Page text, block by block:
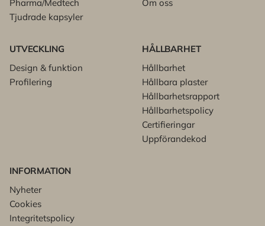
Pharma/Medtech
Tjudrade kapsyler
Om oss
UTVECKLING
Design & funktion
Profilering
HÅLLBARHET
Hållbarhet
Hållbara plaster
Hållbarhetsrapport
Hållbarhetspolicy
Certifieringar
Uppförandekod
INFORMATION
Nyheter
Cookies
Integritetspolicy